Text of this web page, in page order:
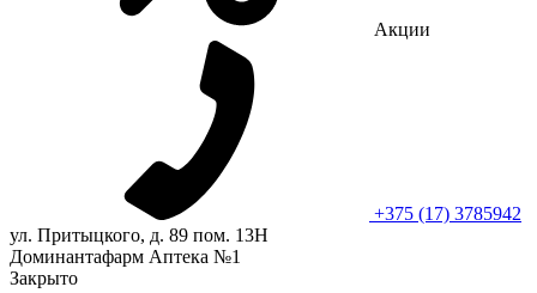
Акции
+375 (17) 3785942
ул. Притыцкого, д. 89 пом. 13Н
Доминантафарм Аптека №1
Закрыто